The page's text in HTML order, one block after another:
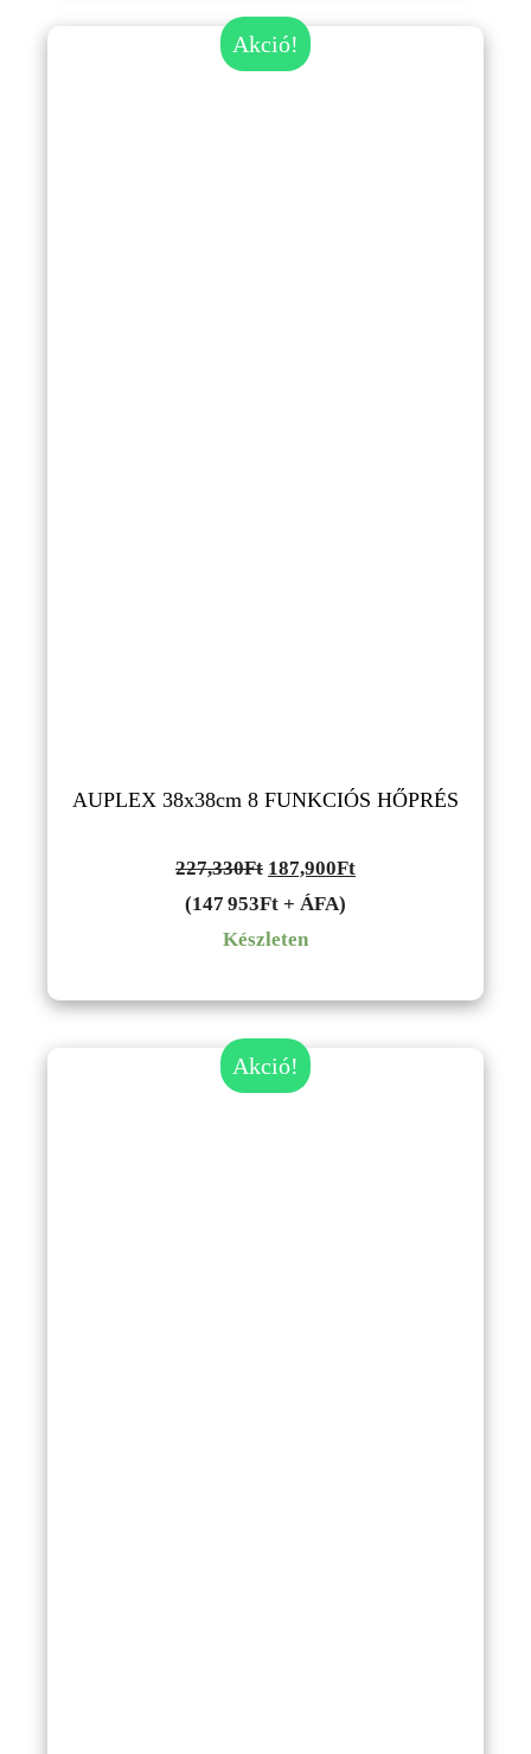
Akció!
AUPLEX 38x38cm 8 FUNKCIÓS HŐPRÉS
227,330Ft Original
price
was:
187,900FtCurrent
(147 953Ft + ÁFA)
Készleten
Akció!